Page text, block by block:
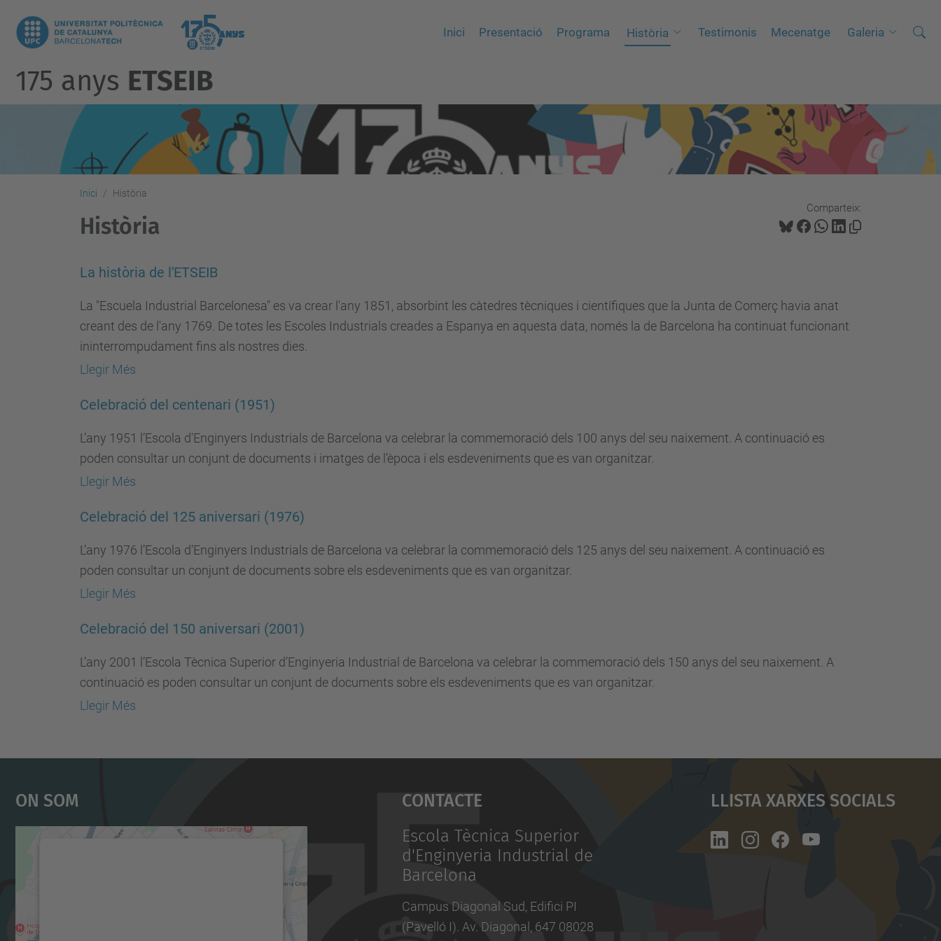
Inici Presentació Programa Història Testimonis Mecenatge Galeria Cerca
C
a
a
175 anys ETSEIB
Inici Història
Comparteix:
Història
La història de l'ETSEIB
La "Escuela Industrial Barcelonesa" es va crear l'any 1851, absorbint les càtedres tècniques i científiques que la Junta de Comerç havia anat
creant des de l'any 1769. De totes les Escoles Industrials creades a Espanya en aquesta data, només la de Barcelona ha continuat funcionant
ininterrompudament fins als nostres dies.
Llegir Més
Celebració del centenari (1951)
L’any 1951 l’Escola d’Enginyers Industrials de Barcelona va celebrar la commemoració dels 100 anys del seu naixement. A continuació es
poden consultar un conjunt de documents i imatges de l’època i els esdeveniments que es van organitzar.
Llegir Més
Celebració del 125 aniversari (1976)
L’any 1976 l’Escola d’Enginyers Industrials de Barcelona va celebrar la commemoració dels 125 anys del seu naixement. A continuació es
poden consultar un conjunt de documents sobre els esdeveniments que es van organitzar.
Llegir Més
Celebració del 150 aniversari (2001)
L’any 2001 l’Escola Tècnica Superior d’Enginyeria Industrial de Barcelona va celebrar la commemoració dels 150 anys del seu naixement. A
continuació es poden consultar un conjunt de documents sobre els esdeveniments que es van organitzar.
Llegir Més
On Som Contacte
Escola Tècnica Superior
d'Enginyeria Industrial de
Barcelona
Campus Diagonal Sud, Edifici PI
(Pavelló I). Av. Diagonal, 647 08028
Llista Xarxes Socials